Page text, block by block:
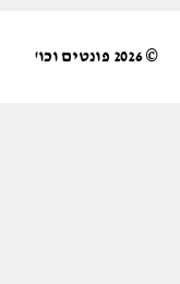
© 2026 פונטים וכו'